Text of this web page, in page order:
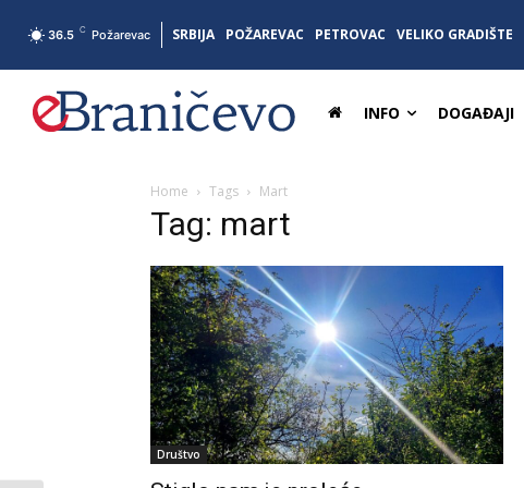
36.5 C Požarevac SRBIJA POŽAREVAC PETROVAC VELIKO GRADIŠTE
INFO DOGAĐAJI
Home Tags Mart
Tag: mart
Društvo